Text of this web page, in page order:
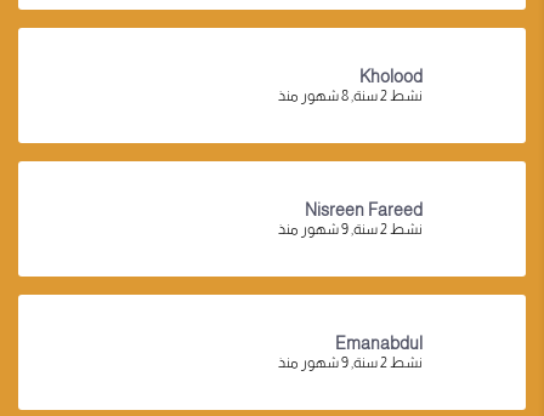
Kholood
نشط 2 سنة, 8 شهور منذ
Nisreen Fareed
نشط 2 سنة, 9 شهور منذ
Emanabdul
نشط 2 سنة, 9 شهور منذ